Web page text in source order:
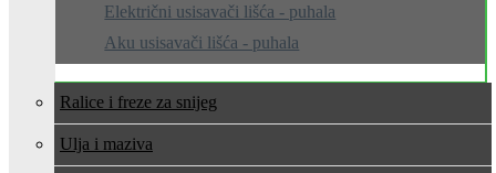
Električni usisavači lišća - puhala
Aku usisavači lišća - puhala
Ralice i freze za snijeg
Ulja i maziva